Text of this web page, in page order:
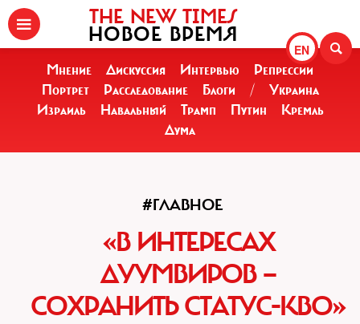
EN
THE NEW TIMES
НОВОЕ ВРЕМЯ
Мнение Дискуссия Интервью
Репрессии
Портрет
Расследование Блоги /
Украина
Израиль
Навальный Трамп Путин
Кремль
Дума
#ГЛАВНОЕ
«В ИНТЕРЕСАХ
ДУУМВИРОВ —
СОХРАНИТЬ СТАТУС-КВО»